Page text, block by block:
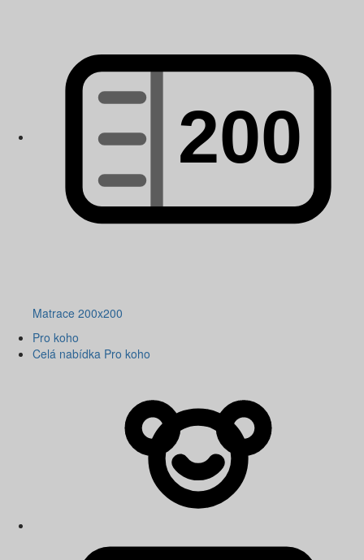
Matrace 200x200
Pro koho
Celá nabídka Pro koho